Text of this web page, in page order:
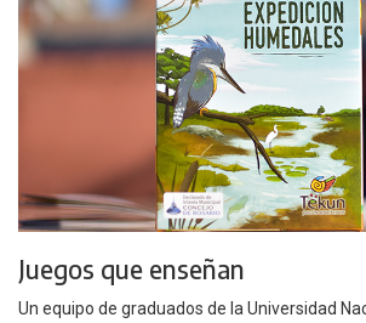
Juegos que enseñan
Un equipo de graduados de la Universidad